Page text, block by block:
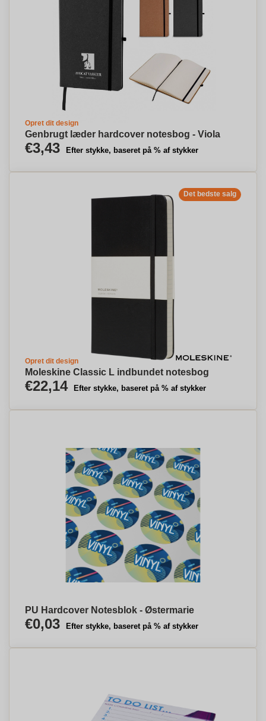
Opret dit design
Genbrugt læder hardcover notesbog - Viola
€3,43 Efter stykke, baseret på % af stykker
Det bedste salg
Opret dit design
Moleskine Classic L indbundet notesbog
€22,14 Efter stykke, baseret på % af stykker
PU Hardcover Notesblok - Østermarie
€0,03 Efter stykke, baseret på % af stykker